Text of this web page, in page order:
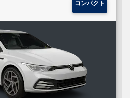
コンパクト